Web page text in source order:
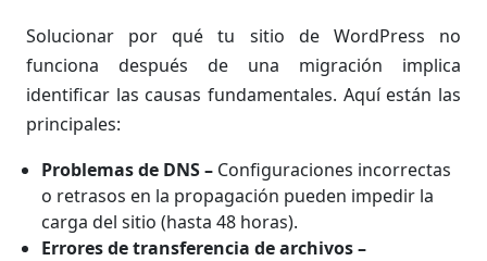
Solucionar por qué tu sitio de WordPress no
funciona después de una migración implica
identificar las causas fundamentales. Aquí están las
principales:
Problemas de DNS– Configuraciones incorrectas
o retrasos en la propagación pueden impedir la
carga del sitio (hasta 48 horas).
Errores de transferencia de archivos–